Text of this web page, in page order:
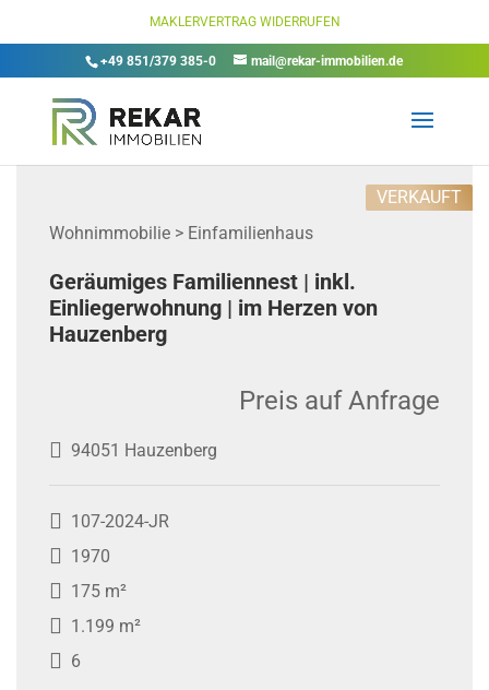
MAKLERVERTRAG WIDERRUFEN
+49 851/379 385-0 mail@rekar-immobilien.de
Wohnimmobilie > Einfamilienhaus
VERKAUFT
Geräumiges Familiennest | inkl.
Einliegerwohnung | im Herzen von
Hauzenberg
94051 Hauzenberg
Preis auf Anfrage
107-2024-JR
1970
175 m²
1.199 m²
6